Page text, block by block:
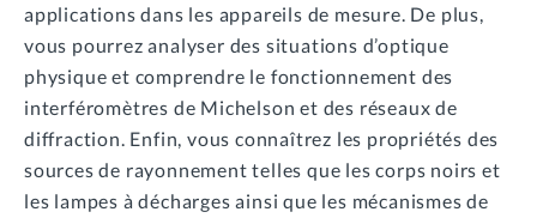
applications dans les appareils de mesure. De plus,
vous pourrez analyser des situations d’optique
physique et comprendre le fonctionnement des
interféromètres de Michelson et des réseaux de
diffraction. Enfin, vous connaîtrez les propriétés des
sources de rayonnement telles que les corps noirs et
les lampes à décharges ainsi que les mécanismes de